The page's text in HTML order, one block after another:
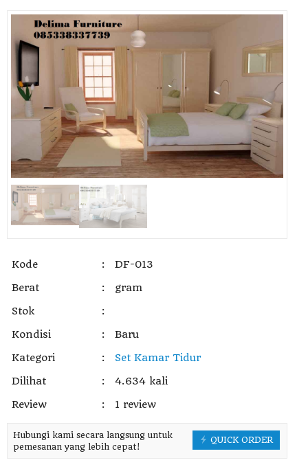
Kode :
DF-013
Berat
:
gram
Stok
:
Kondisi
:
Baru
Kategori
:
Set Kamar Tidur
Dilihat
:
4.634 kali
Review
: 1 review
QUICK ORDER
Hubungi kami secara langsung untuk
pemesanan yang lebih cepat!